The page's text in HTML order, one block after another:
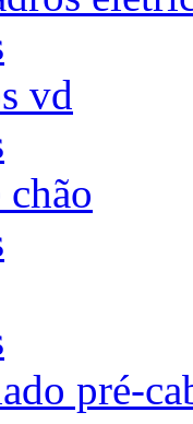
vd
chão
pré-